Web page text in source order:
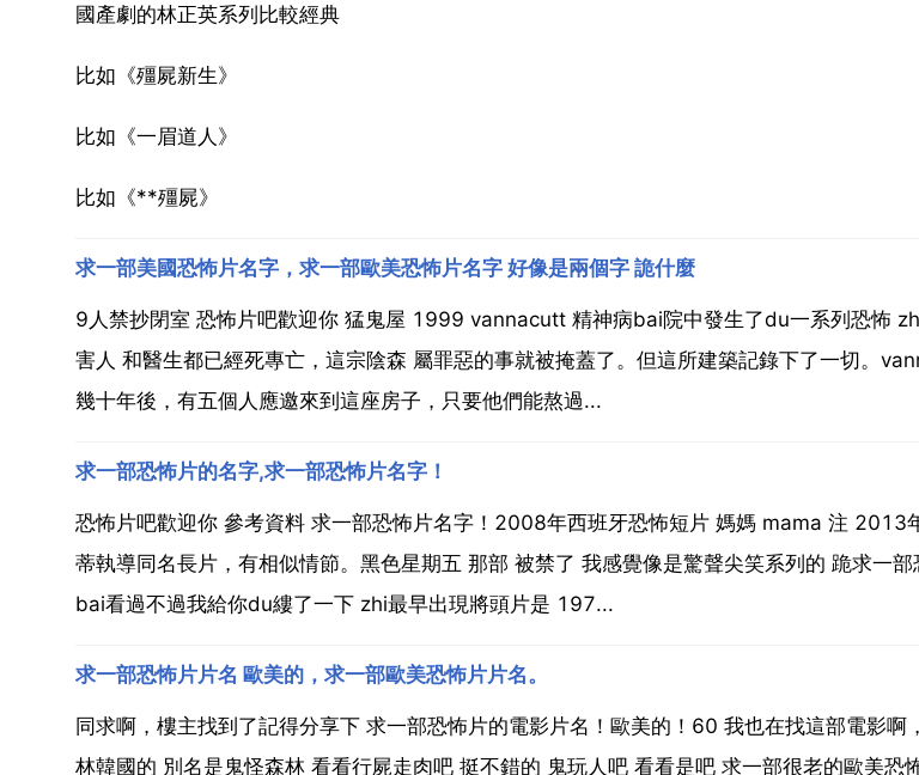
國產劇的林正英系列比較經典
比如《殭屍新生》
比如《一眉道人》
比如《**殭屍》
求一部美國恐怖片名字，求一部歐美恐怖片名字 好像是兩個字 詭什麼
9人禁抄閉室 恐怖片吧歡迎你 猛鬼屋 1999 vannacutt 精神病bai院中發生了du一系列恐怖
害人 和醫生都已經死專亡，這宗陰森 屬罪惡的事就被掩蓋了。但這所建築記錄下了一切。
幾十年後，有五個人應邀來到這座房子，只要他們能熬過...
求一部恐怖片的名字,求一部恐怖片名字！
恐怖片吧歡迎你 參考資料 求一部恐怖片名字！2008年西班牙恐怖短片 媽媽 mama 注 2013
蒂執導同名長片，有相似情節。黑色星期五 那部 被禁了 我感覺像是驚聲尖笑系列的 跪求一
bai看過不過我給你du縷了一下 zhi最早出現將頭片是 197...
求一部恐怖片片名 歐美的，求一部歐美恐怖片片名。
同求啊，樓主找到了記得分享下 求一部恐怖片的電影片名！歐美的！60 我也在找這部電影啊
林韓國的 別名是鬼怪森林 看看行屍走肉吧 挺不錯的 鬼玩人吧 看看是吧 求一部很老的歐美恐